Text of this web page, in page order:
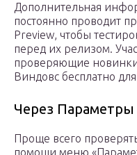
Дополнительная
постоянно проводит
Preview, чтобы
перед их релизом.
проверяющие
Виндовс бесплатно
Через Параметры
Проще всего
помощи меню